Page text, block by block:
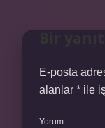
E-posta
alanlar * ile
Yorum